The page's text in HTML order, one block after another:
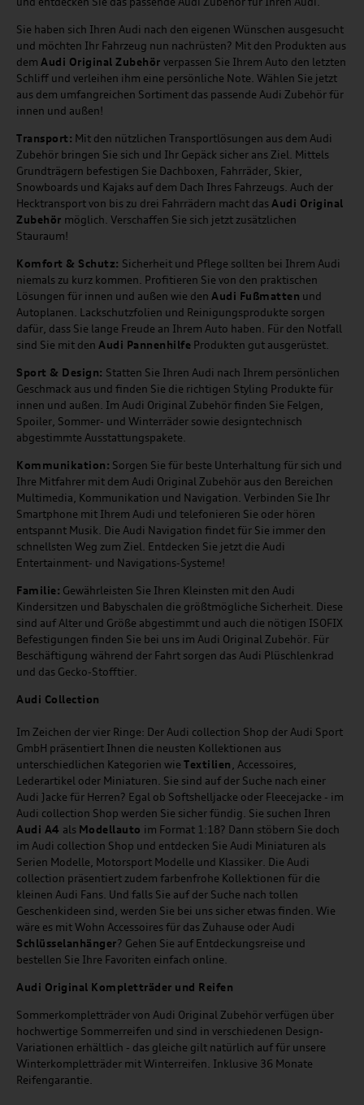
Sie haben sich Ihren Audi nach den eigenen Wünschen ausgesucht
und möchten Ihr Fahrzeug nun nachrüsten? Mit den Produkten aus
dem Audi Original Zubehör verpassen Sie Ihrem Auto den letzten
Schliff und verleihen ihm eine persönliche Note. Wählen Sie jetzt
aus dem umfangreichen Sortiment das passende Audi Zubehör für
innen und außen!
Transport: Mit den nützlichen Transportlösungen aus dem Audi
Zubehör bringen Sie sich und Ihr Gepäck sicher ans Ziel. Mittels
Grundträgern befestigen Sie Dachboxen, Fahrräder, Skier,
Snowboards und Kajaks auf dem Dach Ihres Fahrzeugs. Auch der
Hecktransport von bis zu drei Fahrrädern macht dasAudi Original
Zubehör möglich. Verschaffen Sie sich jetzt zusätzlichen
Stauraum!
Komfort & Schutz: Sicherheit und Pflege sollten bei Ihrem Audi
niemals zu kurz kommen. Profitieren Sie von den praktischen
Lösungen für innen und außen wie den Audi Fußmatten und
Autoplanen. Lackschutzfolien und Reinigungsprodukte sorgen
dafür, dass Sie lange Freude an Ihrem Auto haben. Für den Notfall
sind Sie mit den Audi Pannenhilfe Produkten gut ausgerüstet.
Sport & Design: Statten Sie Ihren Audi nach Ihrem persönlichen
Geschmack aus und finden Sie die richtigen Styling Produkte für
innen und außen. Im Audi Original Zubehör finden Sie Felgen,
Spoiler, Sommer- und Winterräder sowie designtechnisch
abgestimmte Ausstattungspakete.
Kommunikation: Sorgen Sie für beste Unterhaltung für sich und
Ihre Mitfahrer mit dem Audi Original Zubehör aus den Bereichen
Multimedia, Kommunikation und Navigation. Verbinden Sie Ihr
Smartphone mit Ihrem Audi und telefonieren Sie oder hören
entspannt Musik. Die Audi Navigation findet für Sie immer den
schnellsten Weg zum Ziel. Entdecken Sie jetzt die Audi
Entertainment- und Navigations-Systeme!
Familie: Gewährleisten Sie Ihren Kleinsten mit den Audi
Kindersitzen und Babyschalen die größtmögliche Sicherheit. Diese
sind auf Alter und Größe abgestimmt und auch die nötigen ISOFIX
Befestigungen finden Sie bei uns im Audi Original Zubehör. Für
Beschäftigung während der Fahrt sorgen das Audi Plüschlenkrad
und das Gecko-Stofftier.
Audi Collection
Im Zeichen der vier Ringe: Der Audi collection Shop der Audi Sport
GmbH präsentiert Ihnen die neusten Kollektionen aus
unterschiedlichen Kategorien wie Textilien, Accessoires,
Lederartikel oder Miniaturen. Sie sind auf der Suche nach einer
Audi Jacke für Herren? Egal ob Softshelljacke oder Fleecejacke - im
Audi collection Shop werden Sie sicher fündig. Sie suchen Ihren
Audi A4 als Modellauto im Format 1:18? Dann stöbern Sie doch
im Audi collection Shop und entdecken Sie Audi Miniaturen als
Serien Modelle, Motorsport Modelle und Klassiker. Die Audi
collection präsentiert zudem farbenfrohe Kollektionen für die
kleinen Audi Fans. Und falls Sie auf der Suche nach tollen
Geschenkideen sind, werden Sie bei uns sicher etwas finden. Wie
wäre es mit Wohn Accessoires für das Zuhause oder Audi
Schlüsselanhänger? Gehen Sie auf Entdeckungsreise und
bestellen Sie Ihre Favoriten einfach online.
Audi Original Kompletträder und Reifen
Sommerkompletträder von Audi Original Zubehör verfügen über
hochwertige Sommerreifen und sind in verschiedenen Design-
Variationen erhältlich - das gleiche gilt natürlich auf für unsere
Winterkompletträder mit Winterreifen. Inklusive 36 Monate
Reifengarantie.